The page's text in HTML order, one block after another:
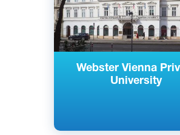
Webster Vienna
University